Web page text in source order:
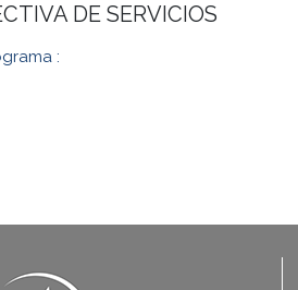
DE SERVICIOS
: